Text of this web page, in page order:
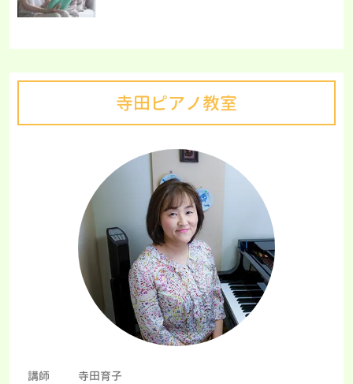
寺田ピアノ教室
講師
寺田育子